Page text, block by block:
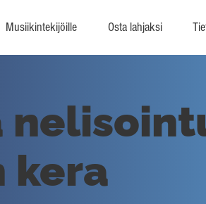
Musiikintekijöille Osta lahjaksi
kera